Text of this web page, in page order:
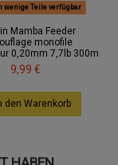
wenige Teile verfügbar
Mamba Feeder
monofile
0,20mm 7,7lb 300m
9,99 €
den Warenkorb